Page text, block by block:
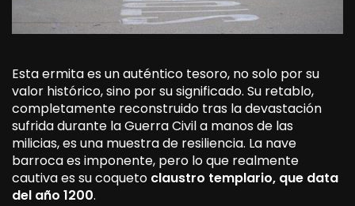
Esta ermita es un auténtico tesoro, no solo por su
valor histórico, sino por su significado. Su retablo,
completamente reconstruido tras la devastación
sufrida durante la Guerra Civil a manos de las
milicias, es una muestra de resiliencia. La nave
barroca es imponente, pero lo que realmente
cautiva es su coqueto claustro templario, que data
del año 1200.